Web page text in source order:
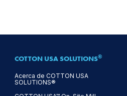
COTTON USA SOLUTIONS®
Acerca de COTTON USA
SOLUTIONS®